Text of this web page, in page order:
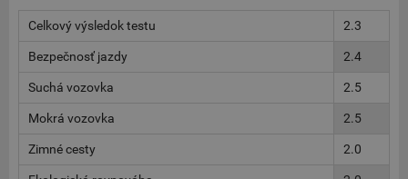
Celkový výsledok testu 2.3
Bezpečnosť jazdy 2.4
Suchá vozovka 2.5
Mokrá vozovka 2.5
Zimné cesty 2.0